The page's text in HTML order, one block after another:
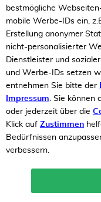
10%
mehr
bestmögliche
mobile Werbe-IDs ein,
Erstellung anonymer
nicht-personalisierter
Dienstleister und
und Werbe-IDs setzen
entnehmen Sie bitte der
Impressum. Sie können
oder jederzeit über die
Klick auf Zustimmen
Bedürfnissen
verbessern.